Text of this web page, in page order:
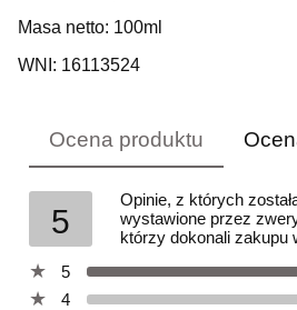
Masa netto: 100ml
WNI: 16113524
Ocena produktu
5
Opinie, z których
wystawione przez
którzy dokonali zakupu
5
4